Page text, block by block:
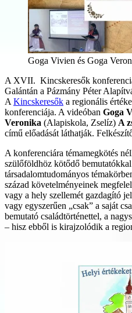
Goga Vivien és Goga
A XVII. Kincskeresők
Galántán a Pázmány Péter
A Kincskeresők a regionális
konferenciája. A videóban Goga
Veronika (Alapiskola, Zselíz) A
című előadását láthatják.
A konferenciára témamegkötés
szülőföldhöz kötődő bemutatókkal
társadalomtudományos
század követelményeinek
vagy a hely szellemét gazdagító
vagy egyszerűen „csak” a saját
bemutató családtörténettel, a
– hisz ebből is kirajzolódik a